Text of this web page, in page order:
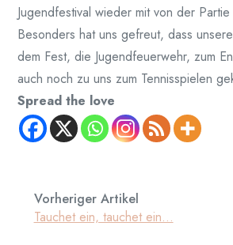
Jugendfestival wieder mit von der
Besonders hat uns gefreut, dass
dem Fest, die Jugendfeuerwehr, zum
auch noch zu uns zum Tennisspielen
Spread the love
Vorheriger Artikel
Tauchet ein, tauchet ein…